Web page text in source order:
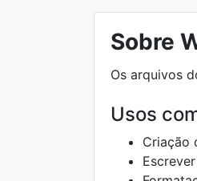
Sobre
Os arquivos
Usos
Criação